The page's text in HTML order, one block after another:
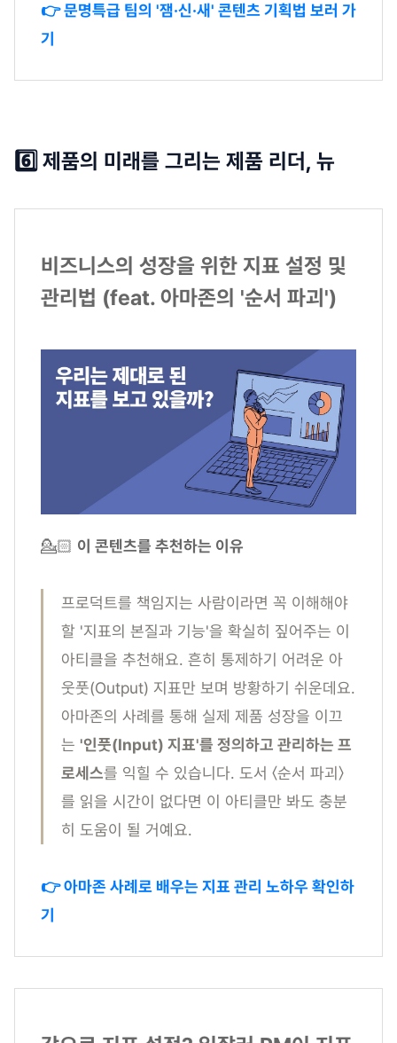
👉 문명특급 팀의 '잼·신·새' 콘텐츠 기획법 보러 가
기
6️⃣ 제품의 미래를 그리는 제품 리더, 뉴
비즈니스의 성장을 위한 지표 설정 및
관리법 (feat. 아마존의 '순서 파괴')
💁🏻 이 콘텐츠를 추천하는 이유
프로덕트를 책임지는 사람이라면 꼭 이해해야
할 '지표의 본질과 기능'을 확실히 짚어주는 이
아티클을 추천해요. 흔히 통제하기 어려운 아
웃풋(Output) 지표만 보며 방황하기 쉬운데요.
아마존의 사례를 통해 실제 제품 성장을 이끄
는 '인풋(Input) 지표'를 정의하고 관리하는 프
로세스를 익힐 수 있습니다. 도서 〈순서 파괴〉
를 읽을 시간이 없다면 이 아티클만 봐도 충분
히 도움이 될 거예요.
👉 아마존 사례로 배우는 지표 관리 노하우 확인하
기